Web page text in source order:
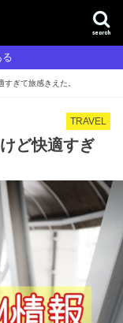
search
ぎて旅感きえた。
TRAVEL
ど快適すぎ